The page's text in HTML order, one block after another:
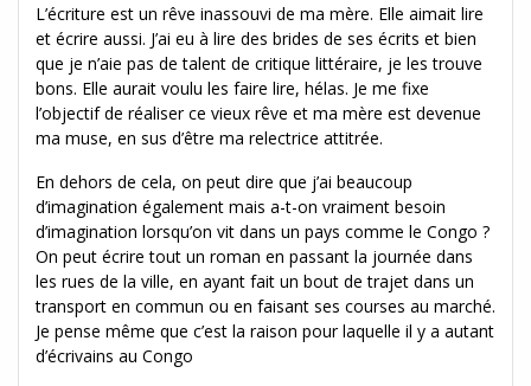
L’écriture est un rêve inassouvi de ma mère. Elle aimait lire
et écrire aussi. J’ai eu à lire des brides de ses écrits et bien
que je n’aie pas de talent de critique littéraire, je les trouve
bons. Elle aurait voulu les faire lire, hélas. Je me fixe
l’objectif de réaliser ce vieux rêve et ma mère est devenue
ma muse, en sus d’être ma relectrice attitrée.
En dehors de cela, on peut dire que j’ai beaucoup
d’imagination également mais a-t-on vraiment besoin
d’imagination lorsqu’on vit dans un pays comme le Congo ?
On peut écrire tout un roman en passant la journée dans
les rues de la ville, en ayant fait un bout de trajet dans un
transport en commun ou en faisant ses courses au marché.
Je pense même que c’est la raison pour laquelle il y a autant
d’écrivains au Congo